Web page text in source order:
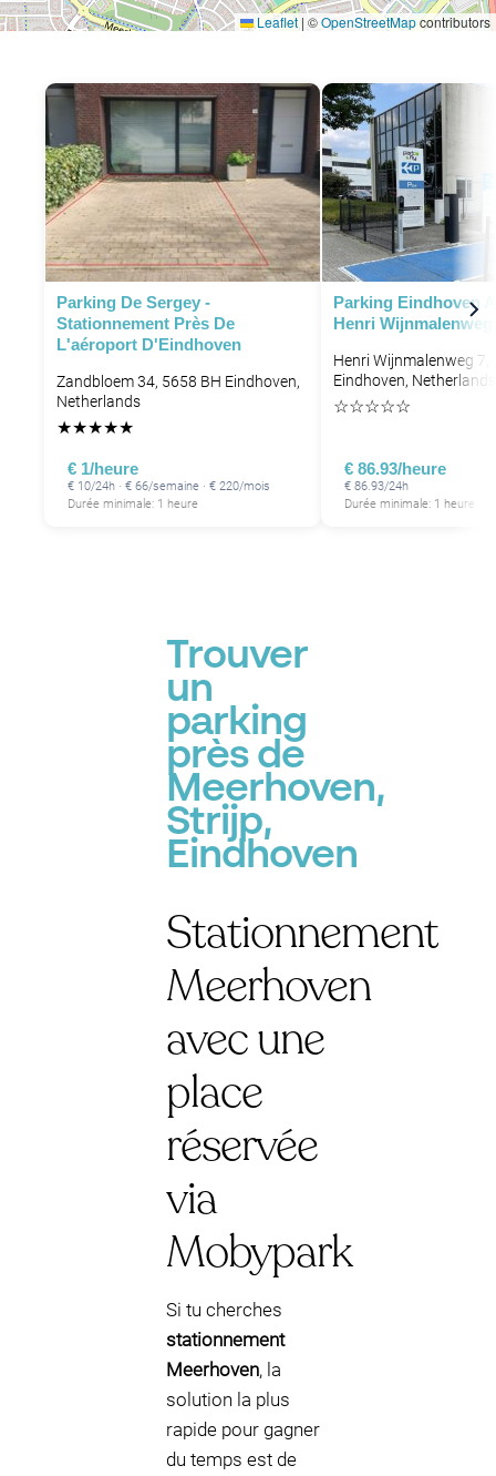
Leaflet | ©OpenStreetMapcontributors
Parking De Sergey -
Stationnement Près De
L'aéroport D'Eindhoven
Zandbloem 34, 5658 BH Eindhoven,
Netherlands
★★★★★
€ 1/heure
€ 10/24h · € 66/semaine · € 220/mois
Durée minimale: 1 heure
Parking Eindhoven
Henri Wijnmalenweg
Henri Wijnmalenweg 7,
Eindhoven, Netherlands
☆☆☆☆☆
€ 86.93/heure
€ 86.93/24h
Durée minimale: 1 heure
Trouver
un
parking
près de
Meerhoven,
Strijp,
Eindhoven
Stationnement
Meerhoven
avec une
place
réservée
via
Mobypark
Si tu cherches
stationnement
Meerhoven, la
solution la plus
rapide pour gagner
du temps est de